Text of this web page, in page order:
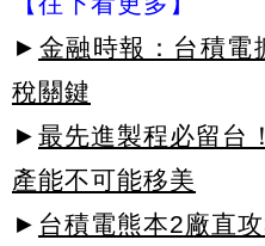
► 金融時報：台積電
稅關鍵
► 最先進製程必留台
產能不可能移美
► 台積電熊本2廠直